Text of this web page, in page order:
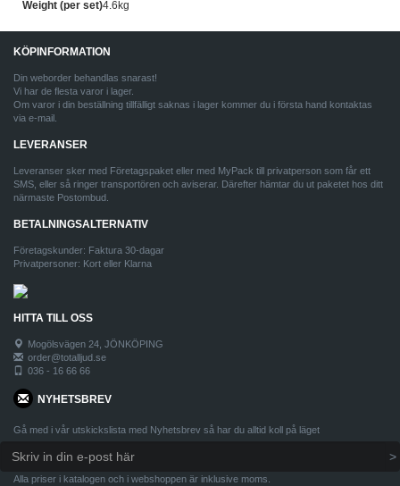
Weight (per set)4.6kg
KÖPINFORMATION
Din weborder behandlas snarast!
Vi har de flesta varor i lager.
Om varor i din beställning tillfälligt saknas i lager kommer du i första hand kontaktas
via e-mail.
LEVERANSER
Leveranser sker med Företagspaket eller med MyPack till privatperson som får ett
SMS, eller så ringer transportören och aviserar. Därefter hämtar du ut paketet hos ditt
närmaste Postombud.
BETALNINGSALTERNATIV
Företagskunder: Faktura 30-dagar
Privatpersoner: Kort eller Klarna
HITTA TILL OSS
Mogölsvägen 24, JÖNKÖPING
order@totalljud.se
036 - 16 66 66
NYHETSBREV
Gå med i vår utskickslista med Nyhetsbrev så har du alltid koll på läget
Alla priser i katalogen och i webshoppen är inklusive moms.